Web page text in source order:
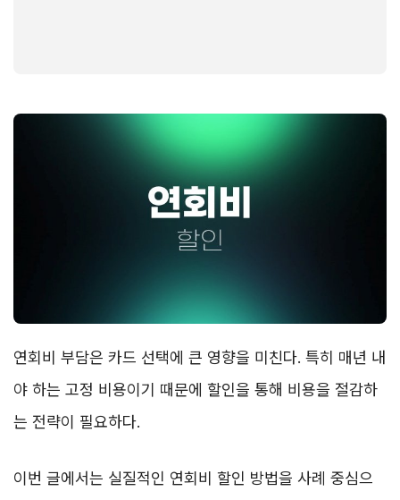
연회비 부담은 카드 선택에 큰 영향을 미친다. 특히 매년 내
야 하는 고정 비용이기 때문에 할인을 통해 비용을 절감하
는 전략이 필요하다.
이번 글에서는 실질적인 연회비 할인 방법을 사례 중심으